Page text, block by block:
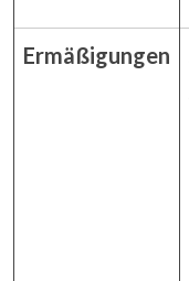
Ermäßigungen